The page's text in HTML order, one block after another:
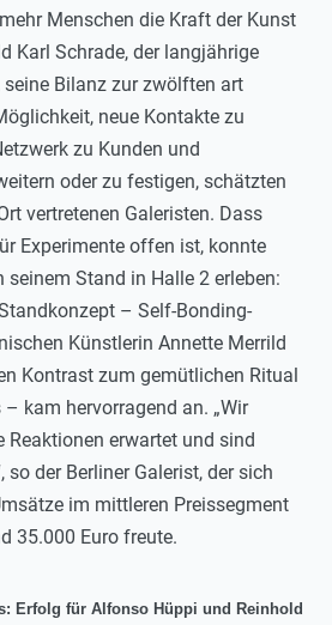
Menschen die Kraft der Kunst
Karl Schrade, der langjährige
seine Bilanz zur zwölften art
neue Kontakte zu
zu Kunden und
oder zu festigen, schätzten
vertretenen Galeristen. Dass
Experimente offen ist, konnte
Stand in Halle 2 erleben:
– Self-Bonding-
Künstlerin Annette Merrild
Kontrast zum gemütlichen Ritual
kam hervorragend an. „Wir
Reaktionen erwartet und sind
so der Berliner Galerist, der sich
im mittleren Preissegment
35.000 Euro freute.
Erfolg für Alfonso Hüppi und Reinhold